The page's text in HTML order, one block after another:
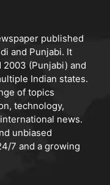
published
and Punjabi. It
(Punjabi) and
Indian states.
of topics
technology,
news.
unbiased
7 and a growing